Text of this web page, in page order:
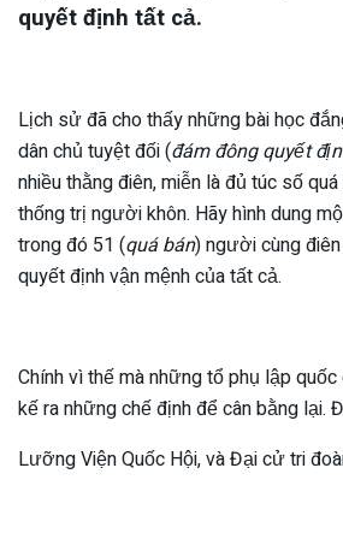
quyết định tất cả.
Lịch sử đã cho thấy những bài học
dân chủ tuyệt đối (đám đông quyết
nhiều thằng điên, miễn là đủ túc số
thống trị người khôn. Hãy hình dung
trong đó 51 (quá bán) người cùng
quyết định vận mệnh của tất cả.
Chính vì thế mà những tổ phụ lập
kế ra những chế định để cân bằng lại.
Lưỡng Viện Quốc Hội, và Đại cử tri